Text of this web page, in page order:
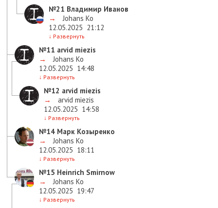
№21 Владимир Иванов
→
Johans Ko
12.05.2025 21:12
↓ Развернуть
№11 arvid miezis
→
Johans Ko
12.05.2025 14:48
↓ Развернуть
№12 arvid miezis
→
arvid miezis
12.05.2025 14:58
↓ Развернуть
№14 Марк Козыренко
→
Johans Ko
12.05.2025 18:11
↓ Развернуть
№15 Heinrich Smirnow
→
Johans Ko
12.05.2025 19:47
↓ Развернуть